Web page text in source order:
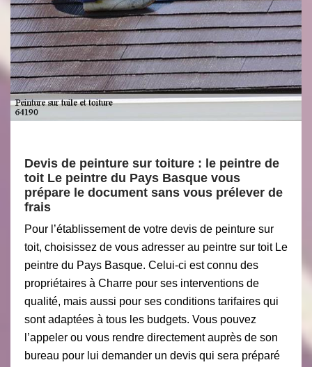
Devis de peinture sur toiture : le peintre de
toit Le peintre du Pays Basque vous
prépare le document sans vous prélever de
frais
Pour l’établissement de votre devis de peinture sur
toit, choisissez de vous adresser au peintre sur toit Le
peintre du Pays Basque. Celui-ci est connu des
propriétaires à Charre pour ses interventions de
qualité, mais aussi pour ses conditions tarifaires qui
sont adaptées à tous les budgets. Vous pouvez
l’appeler ou vous rendre directement auprès de son
bureau pour lui demander un devis qui sera préparé